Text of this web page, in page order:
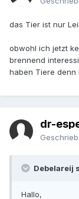
das Tier ist nur
obwohl ich jetzt
brennend
haben Tiere denn
dr-
Debelareij
Hallo,